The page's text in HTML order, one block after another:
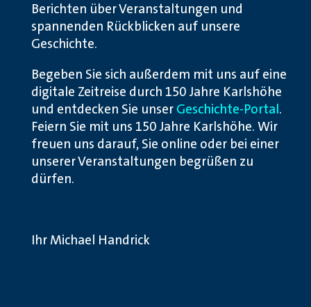
Berichten über Veranstaltungen und
spannenden Rückblicken auf unsere
Geschichte.
Begeben Sie sich außerdem mit uns auf eine
digitale Zeitreise durch 150 Jahre Karlshöhe
und entdecken Sie unser Geschichte-Portal.
Feiern Sie mit uns 150 Jahre Karlshöhe. Wir
freuen uns darauf, Sie online oder bei einer
unserer Veranstaltungen begrüßen zu
dürfen.
Ihr Michael Handrick